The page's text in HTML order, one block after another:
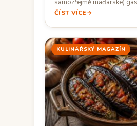
samozřejmě maďarské)
křupavé…
ČÍST VÍCE
KULINÁŘSKÝ MAGAZÍN